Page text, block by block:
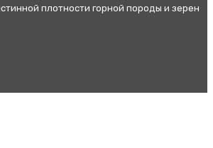
плотности горной породы и зерен